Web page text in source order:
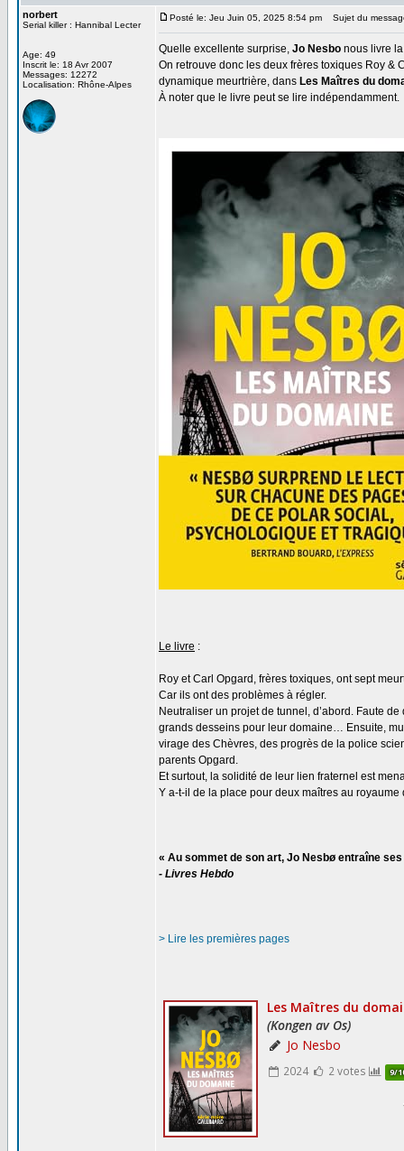
norbert
Serial killer : Hannibal Lecter
Age: 49
Inscrit le: 18 Avr 2007
Messages: 12272
Localisation: Rhône-Alpes
Posté le: Jeu Juin 05, 2025 8:54 pm Sujet du
Quelle excellente surprise, Jo Nesbo nous livre
On retrouve donc les deux frères toxiques Roy &
dynamique meurtrière, dans Les Maîtres du
À noter que le livre peut se lire indépendamment.
Le livre :
Roy et Carl Opgard, frères toxiques, ont sept
Car ils ont des problèmes à régler.
Neutraliser un projet de tunnel, d’abord. Faute
grands desseins pour leur domaine… Ensuite,
virage des Chèvres, des progrès de la police
parents Opgard.
Et surtout, la solidité de leur lien fraternel est
Y a-t-il de la place pour deux maîtres au royaume
« Au sommet de son art, Jo Nesbø entraîne
- Livres Hebdo
> Lire les premières pages